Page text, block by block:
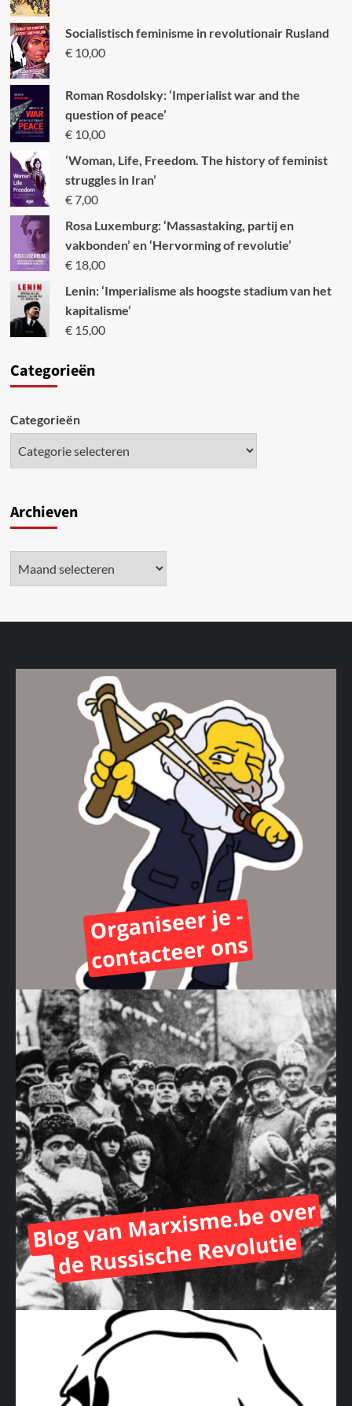
Socialistisch feminisme in revolutionair Rusland
€10,00
Roman Rosdolsky: ‘Imperialist war and the
question of peace’
€10,00
‘Woman, Life, Freedom. The history of feminist
struggles in Iran’
€7,00
Rosa Luxemburg: ‘Massastaking, partij en
vakbonden’ en ‘Hervorming of revolutie’
€18,00
Lenin: ‘Imperialisme als hoogste stadium van het
kapitalisme’
€15,00
Categorieën
Categorieën
Archieven